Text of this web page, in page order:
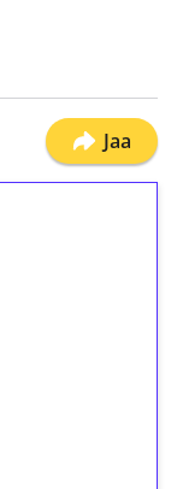
Jaa